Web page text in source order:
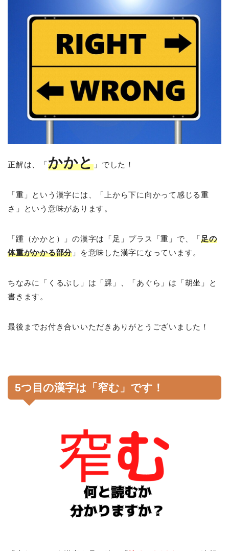
正解は、「かかと 」でした！
「重」という漢字には、「上から下に向かって感じる重
さ」という意味があります。
「踵（かかと）」の漢字は「足」プラス「重」で、「足の
体重がかかる部分 」を意味した漢字になっています。
ちなみに「くるぶし」は「踝」、「あぐら」は「胡坐」と
書きます。
最後までお付き合いいただきありがとうございました！
5つ目の漢字は「窄む」です！